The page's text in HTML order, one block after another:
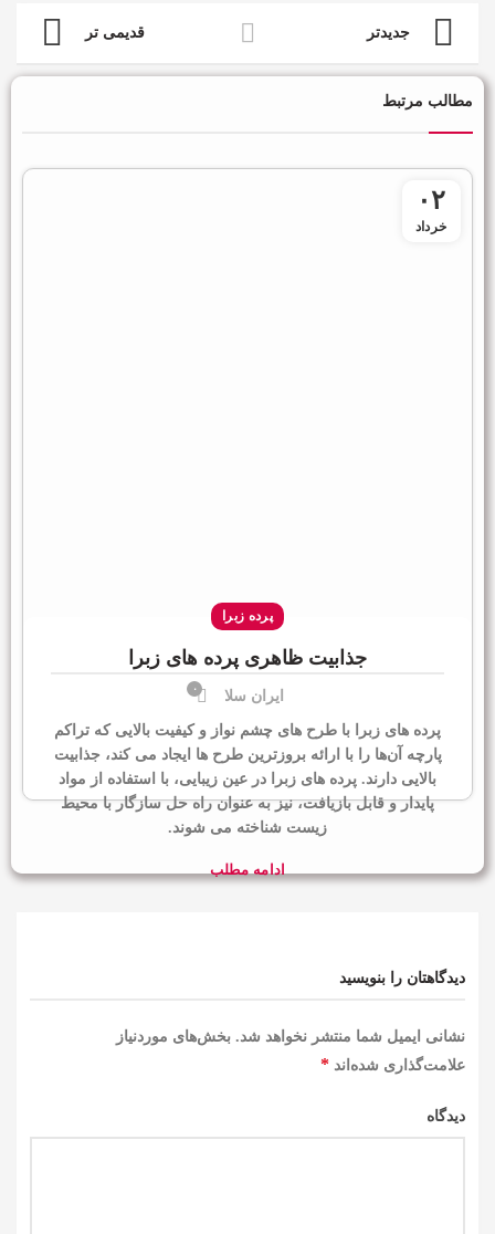
جدیدتر قدیمی تر
مطالب مرتبط
۰۲
خرداد
پرده زبرا
جذابیت ظاهری پرده های زبرا
ایران سلا ۰
پرده های زبرا با طرح های چشم نواز و کیفیت بالایی که تراکم
پارچه آن‌ها را با ارائه بروزترین طرح ها ایجاد می کند، جذابیت
بالایی دارند. پرده های زبرا در عین زیبایی، با استفاده از مواد
پایدار و قابل بازیافت، نیز به عنوان راه حل سازگار با محیط
زیست شناخته می شوند.
ادامه مطلب
دیدگاهتان را بنویسید
نشانی ایمیل شما منتشر نخواهد شد. بخش‌های موردنیاز
علامت‌گذاری شده‌اند*
دیدگاه